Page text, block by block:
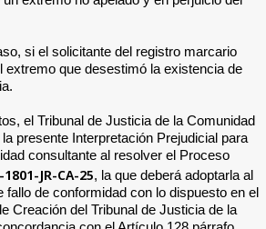
si el solicitante del registro marcario
extremo que desestimó la existencia de
el Tribunal de Justicia de la Comunidad
presente Interpretación Prejudicial para
consultante al resolver el Proceso
JR-CA-25, la que deberá adoptarla al
fallo de conformidad con lo dispuesto en el
Creación del Tribunal de Justicia de la